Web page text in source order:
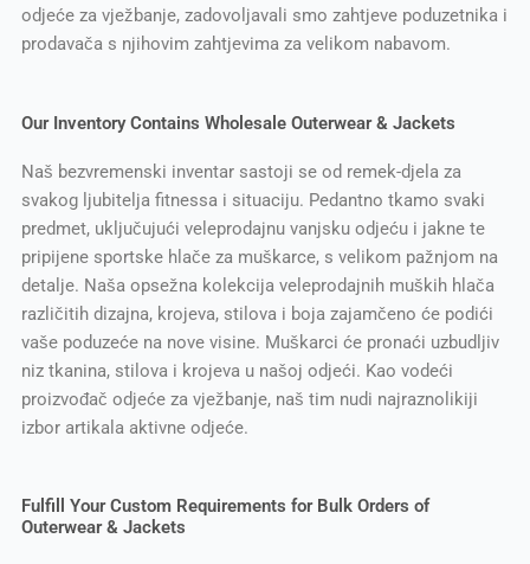
odjeće za vježbanje, zadovoljavali smo zahtjeve poduzetnika i
prodavača s njihovim zahtjevima za velikom nabavom.
Our Inventory Contains Wholesale Outerwear & Jackets
Naš bezvremenski inventar sastoji se od remek-djela za
svakog ljubitelja fitnessa i situaciju. Pedantno tkamo svaki
predmet, uključujući veleprodajnu vanjsku odjeću i jakne te
pripijene sportske hlače za muškarce, s velikom pažnjom na
detalje. Naša opsežna kolekcija veleprodajnih muških hlača
različitih dizajna, krojeva, stilova i boja zajamčeno će podići
vaše poduzeće na nove visine. Muškarci će pronaći uzbudljiv
niz tkanina, stilova i krojeva u našoj odjeći. Kao vodeći
proizvođač odjeće za vježbanje, naš tim nudi najraznolikiji
izbor artikala aktivne odjeće.
Fulfill Your Custom Requirements for Bulk Orders of
Outerwear & Jackets